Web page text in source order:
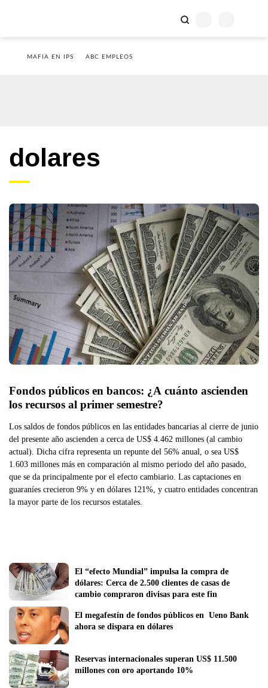
MAFIA EN IPS ABC EMPLEOS
dolares
Fondos públicos en bancos: ¿A cuánto ascienden
los recursos al primer semestre?
Los saldos de fondos públicos en las entidades bancarias al cierre de junio
del presente año ascienden a cerca de US$ 4.462 millones (al cambio
actual). Dicha cifra representa un repunte del 56% anual, o sea US$
1.603 millones más en comparación al mismo periodo del año pasado,
que se da principalmente por el efecto cambiario. Las captaciones en
guaraníes crecieron 9% y en dólares 121%, y cuatro entidades concentran
la mayor parte de los recursos estatales.
El “efecto Mundial” impulsa la compra de
dólares: Cerca de 2.500 clientes de casas de
cambio compraron divisas para este fin
El megafestín de fondos públicos en  Ueno Bank
ahora se dispara en dólares
Reservas internacionales superan US$ 11.500